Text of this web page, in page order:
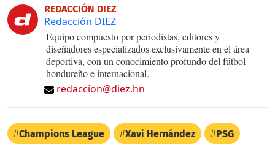
REDACCIÓN DIEZ
Redacción DIEZ
Equipo compuesto por periodistas, editores y
diseñadores especializados exclusivamente en el área
deportiva, con un conocimiento profundo del fútbol
hondureño e internacional.
redaccion@diez.hn
Champions League Xavi Hernández PSG